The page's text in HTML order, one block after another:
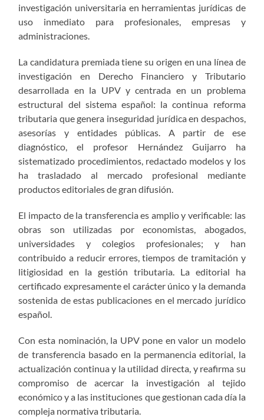
investigación universitaria en herramientas jurídicas de
uso inmediato para profesionales, empresas y
administraciones.
La candidatura premiada tiene su origen en una línea de
investigación en Derecho Financiero y Tributario
desarrollada en la UPV y centrada en un problema
estructural del sistema español: la continua reforma
tributaria que genera inseguridad jurídica en despachos,
asesorías y entidades públicas. A partir de ese
diagnóstico, el profesor Hernández Guijarro ha
sistematizado procedimientos, redactado modelos y los
ha trasladado al mercado profesional mediante
productos editoriales de gran difusión.
El impacto de la transferencia es amplio y verificable: las
obras son utilizadas por economistas, abogados,
universidades y colegios profesionales; y han
contribuido a reducir errores, tiempos de tramitación y
litigiosidad en la gestión tributaria. La editorial ha
certificado expresamente el carácter único y la demanda
sostenida de estas publicaciones en el mercado jurídico
español.
Con esta nominación, la UPV pone en valor un modelo
de transferencia basado en la permanencia editorial, la
actualización continua y la utilidad directa, y reafirma su
compromiso de acercar la investigación al tejido
económico y a las instituciones que gestionan cada día la
compleja normativa tributaria.